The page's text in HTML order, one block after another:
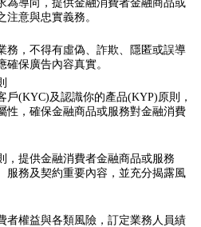
為導向，提供金融消費者金融商品或
注意與忠實義務。
務，不得有虛偽、詐欺、隱匿或誤導
保廣告內容真實。
戶(KYC)及認識你的產品(KYP)原則，
性，確保金融商品或服務對金融消費
，提供金融消費者金融商品或服務
服務及契約重要內容，並充分揭露風
者權益與各類風險，訂定業務人員績